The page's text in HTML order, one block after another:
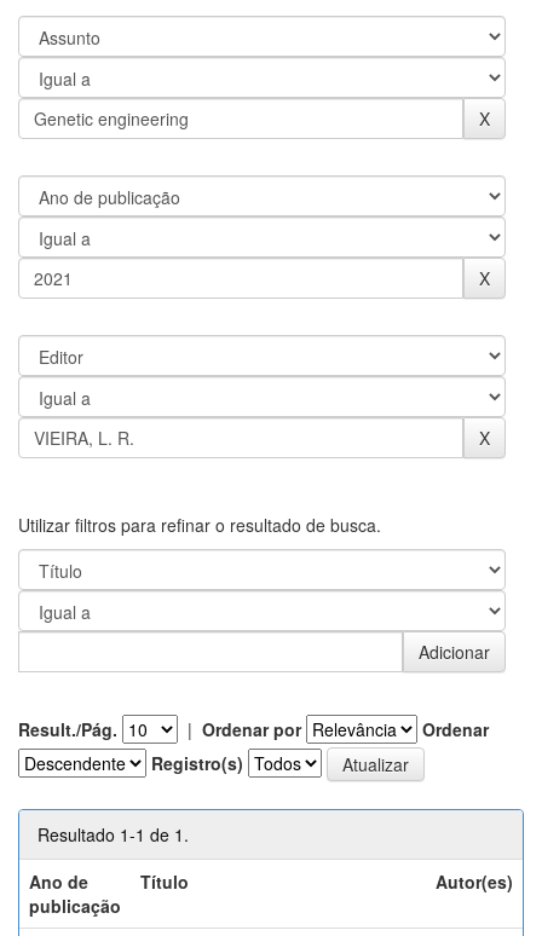
Utilizar filtros para refinar o resultado de busca.
Result./Pág. | Ordenar por
Ordenar
Registro(s)
Resultado 1-1 de 1.
Ano de
publicação
Título Autor(es)